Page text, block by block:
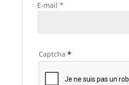
E-mail *
Captcha *